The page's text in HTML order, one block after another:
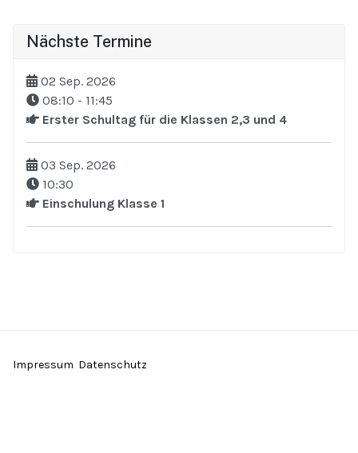
Nächste Termine
02 Sep. 2026
08:10 - 11:45
Erster Schultag für die Klassen 2,3 und 4
03 Sep. 2026
10:30
Einschulung Klasse 1
Impressum Datenschutz